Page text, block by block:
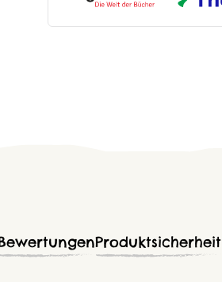
Produktsicherheit